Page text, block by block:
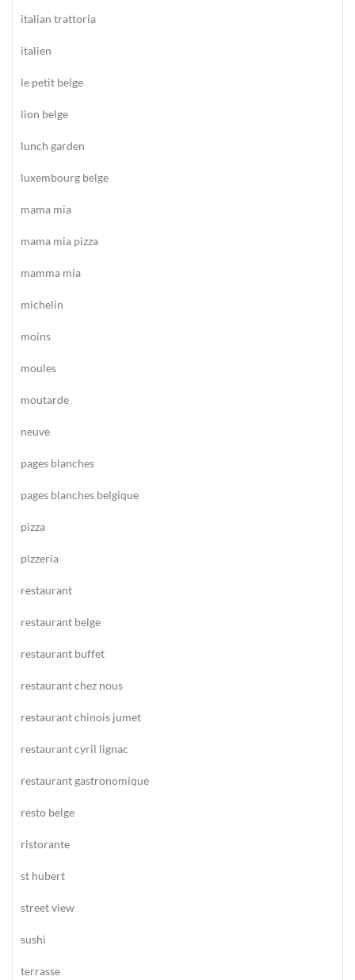
italian trattoria
italien
le petit belge
lion belge
lunch garden
luxembourg belge
mama mia
mama mia pizza
mamma mia
michelin
moins
moules
moutarde
neuve
pages blanches
pages blanches belgique
pizza
pizzeria
restaurant
restaurant belge
restaurant buffet
restaurant chez nous
restaurant chinois jumet
restaurant cyril lignac
restaurant gastronomique
resto belge
ristorante
st hubert
street view
sushi
terrasse